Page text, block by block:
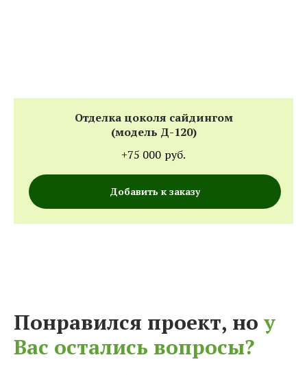
Отделка цоколя сайдингом
(модель Д-120)
+75 000 руб.
Добавить к заказу
Понравился проект, но у
Вас остались вопросы?